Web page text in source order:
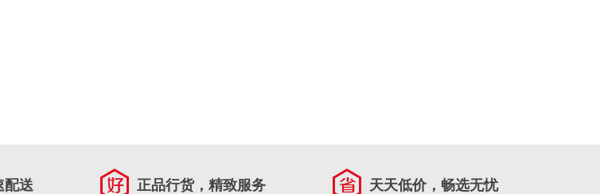
配送 正品行货，精致服务 天天低价，畅选无忧